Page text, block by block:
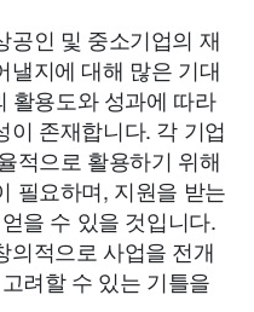
공인 및 중소기업의 재
낼지에 대해 많은 기대
활용도와 성과에 따라
이 존재합니다. 각 기업
적으로 활용하기 위해
필요하며, 지원을 받는
을 수 있을 것입니다.
의적으로 사업을 전개
려할 수 있는 기틀을